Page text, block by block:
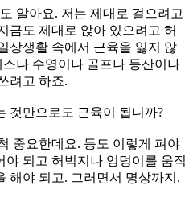
알아요. 저는 제대로 걸으려고
금도 제대로 앉아 있으려고 허
상생활 속에서 근육을 잃지 않
나 수영이나 골프나 등산이나
려고 하죠.
것만으로도 근육이 됩니까?
중요한데요. 등도 이렇게 펴야
야 되고 허벅지나 엉덩이를 움직
해야 되고. 그러면서 명상까지.